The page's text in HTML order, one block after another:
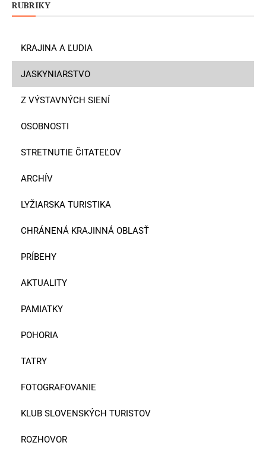
RUBRIKY
KRAJINA A ĽUDIA
JASKYNIARSTVO
Z VÝSTAVNÝCH SIENÍ
OSOBNOSTI
STRETNUTIE ČITATEĽOV
ARCHÍV
LYŽIARSKA TURISTIKA
CHRÁNENÁ KRAJINNÁ OBLASŤ
PRÍBEHY
AKTUALITY
PAMIATKY
POHORIA
TATRY
FOTOGRAFOVANIE
KLUB SLOVENSKÝCH TURISTOV
ROZHOVOR